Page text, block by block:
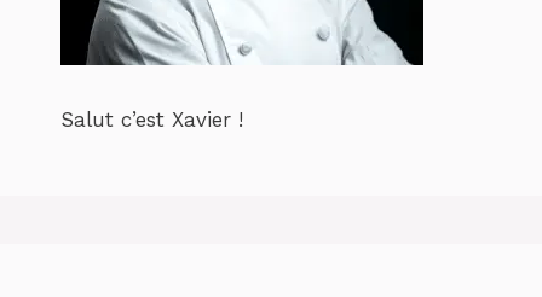
Salut c’est Xavier !